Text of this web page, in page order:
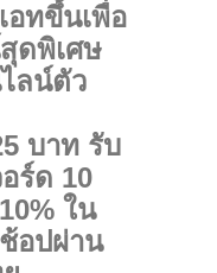
อทขึ้นเพื่อ
ดพิเศษ
ลน์ตัว
บาท รับ
ร์ด 10
ใน
อปผ่าน